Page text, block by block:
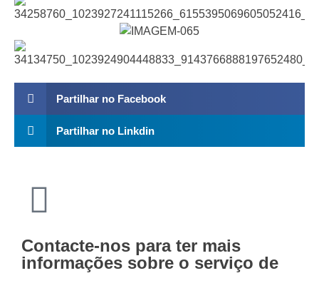
Partilhar no Facebook
Partilhar no Linkdin
Contacte-nos para ter mais
informações sobre o serviço de